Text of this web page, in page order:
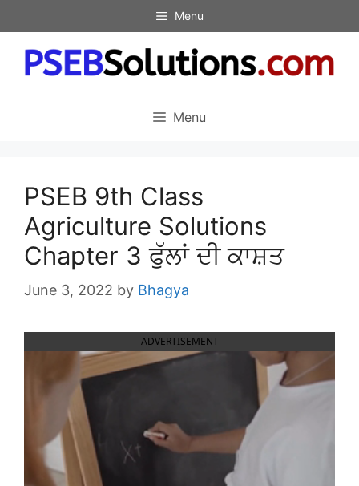
to
content
Menu
Menu
PSEB 9th Class
Agriculture Solutions
Chapter 3 ਫੁੱਲਾਂ ਦੀ ਕਾਸ਼ਤ
June 3, 2022 by Bhagya
ADVERTISEMENT